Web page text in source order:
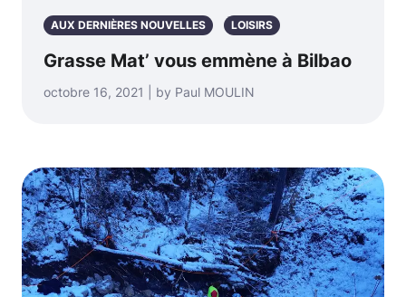
AUX DERNIÈRES NOUVELLES LOISIRS
Grasse Mat’ vous emmène à Bilbao
octobre 16, 2021 | by Paul MOULIN